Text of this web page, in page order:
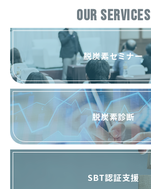
OUR SERVICES
脱炭素セミナー
脱炭素診断
SBT認証支援